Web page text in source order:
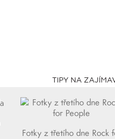
TIPY NA
Fotky z třetího dne Rock